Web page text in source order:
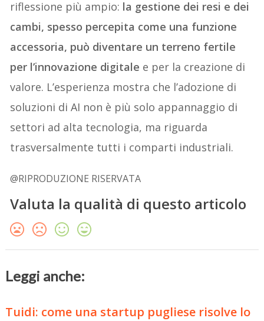
riflessione più ampio: la gestione dei resi e dei
cambi, spesso percepita come una funzione
accessoria, può diventare un terreno fertile
per l’innovazione digitale e per la creazione di
valore. L’esperienza mostra che l’adozione di
soluzioni di AI non è più solo appannaggio di
settori ad alta tecnologia, ma riguarda
trasversalmente tutti i comparti industriali.
@RIPRODUZIONE RISERVATA
Valuta la qualità di questo articolo
Leggi anche:
Tuidi: come una startup pugliese risolve lo